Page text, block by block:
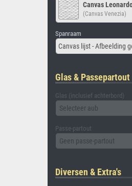
Canvas
(Canvas Venezia)
Spanraam
Glas & Passepartout
Glas (inclusief achterbord)
Selecteer aub
Passe-partout
Geen passe-partout
Diversen & Extra's